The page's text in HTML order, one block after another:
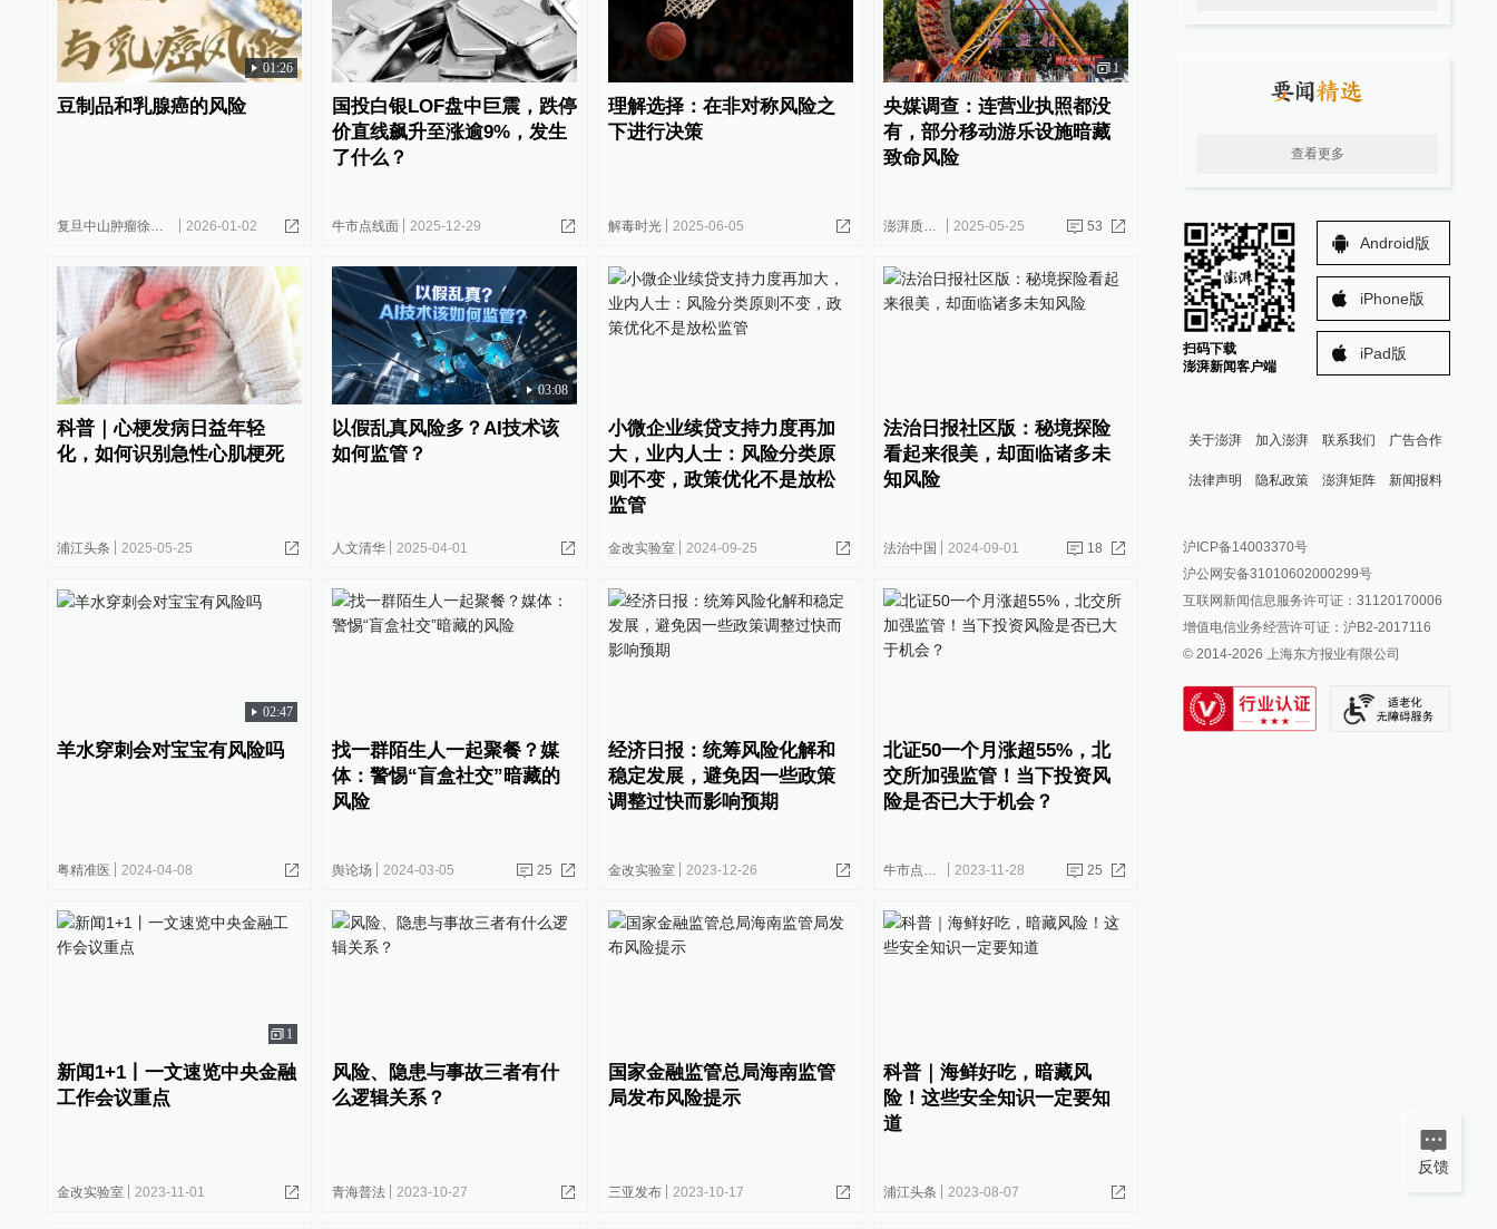
01:26
豆制品和乳腺癌的风险
复旦中山肿瘤徐蓓医生 2026-01-02
国投白银LOF盘中巨震，跌停
价直线飙升至涨逾9%，发生
了什么？
牛市点线面 2025-12-29
理解选择：在非对称风险之
下进行决策
解毒时光 2025-06-05
1
央媒调查：连营业执照都没
有，部分移动游乐设施暗藏
致命风险
澎湃质量观 2025-05-25 53
科普｜心梗发病日益年轻
化，如何识别急性心肌梗死
浦江头条 2025-05-25
03:08
以假乱真风险多？AI技术该
如何监管？
人文清华 2025-04-01
小微企业续贷支持力度再加
大，业内人士：风险分类原
则不变，政策优化不是放松
监管
金改实验室 2024-09-25
法治日报社区版：秘境探险
看起来很美，却面临诸多未
知风险
法治中国 2024-09-01 18
02:47
羊水穿刺会对宝宝有风险吗
粤精准医 2024-04-08
找一群陌生人一起聚餐？媒
体：警惕“盲盒社交”暗藏的
风险
舆论场 2024-03-05 25
经济日报：统筹风险化解和
稳定发展，避免因一些政策
调整过快而影响预期
金改实验室 2023-12-26
北证50一个月涨超55%，北
交所加强监管！当下投资风
险是否已大于机会？
牛市点线面 2023-11-28 25
1
新闻1+1丨一文速览中央金融
工作会议重点
金改实验室 2023-11-01
风险、隐患与事故三者有什
么逻辑关系？
青海普法 2023-10-27
国家金融监管总局海南监管
局发布风险提示
三亚发布 2023-10-17
科普｜海鲜好吃，暗藏风
险！这些安全知识一定要知
道
浦江头条 2023-08-07
查看更多
扫码下载
澎湃新闻客户端
Android版
iPhone版
iPad版
关于澎湃 加入澎湃 联系我们 广告合作
法律声明 隐私政策 澎湃矩阵
澎湃新闻公众号
澎湃新闻抖音号
派生万物开放平台
IP SHANGHAI
SIXTH TONE
新闻报料
报料邮箱: news@thepaper.cn
沪ICP备14003370号
沪公网安备31010602000299号
互联网新闻信息服务许可证：31120170006
增值电信业务经营许可证：沪B2-2017116
© 2014-2026 上海东方报业有限公司
反馈